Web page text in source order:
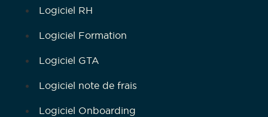
Logiciel RH
Logiciel Formation
Logiciel GTA
Logiciel note de frais
Logiciel Onboarding